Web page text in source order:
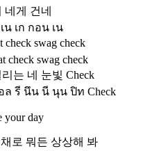
네게 건네
น เก กอน เน
check swag check
check swag check
는 네 눈빛 Check
รี นึน นี นุน ปิท Check
your day
로 뭐든 상상해 봐